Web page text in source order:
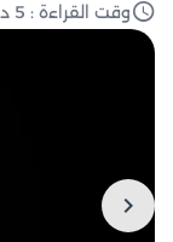
وقت القراءة : 5 دقائق قراءة